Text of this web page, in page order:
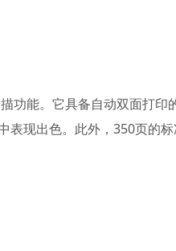
功能。它具备自动双面打印
表现出色。此外，350页的